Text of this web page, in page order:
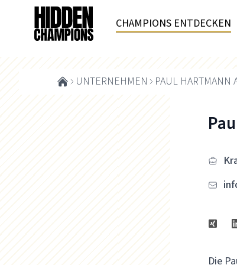
CHAMPIONS ENTDECKEN
UNTERNEHMEN PAUL HARTMANN
Die